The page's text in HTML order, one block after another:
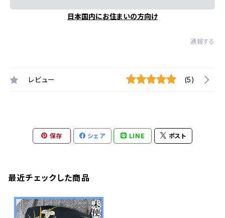
日本国内にお住まいの方向け
通報する
レビュー (5)
保存 シェア LINE ポスト
最近チェックした商品